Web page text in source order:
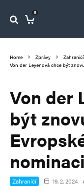
0
Home Zprávy
Zahraničí
Von der Leyenová chce být
Von der
být
Zahraničí 19. 2. 2024